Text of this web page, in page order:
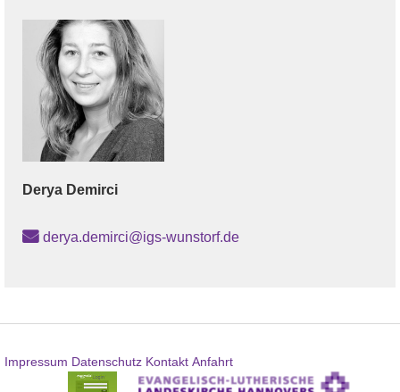
Derya Demirci
derya.demirci@igs-wunstorf.de
Impressum Datenschutz Kontakt Anfahrt